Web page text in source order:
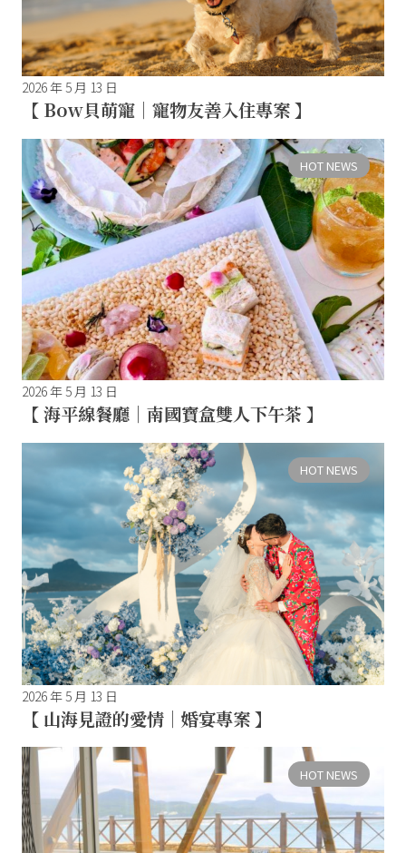
2026 年 5 月 13 日
【 Bow貝萌寵｜寵物友善入住專案 】
HOT NEWS
2026 年 5 月 13 日
【 海平線餐廳｜南國寶盒雙人下午茶 】
HOT NEWS
2026 年 5 月 13 日
【 山海見證的愛情｜婚宴專案 】
HOT NEWS